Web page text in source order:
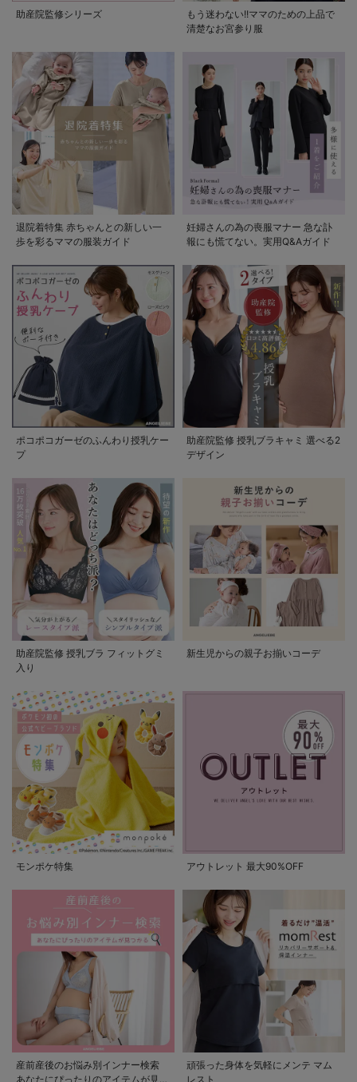
助産院監修シリーズ
もう迷わない!!ママのための上品で
清楚なお宮参り服
退院着特集 赤ちゃんとの新しい一
歩を彩るママの服装ガイド
妊婦さんの為の喪服マナー 急な訃
報にも慌てない。実用Q&Aガイド
ポコポコガーゼのふんわり授乳ケー
プ
助産院監修 授乳ブラキャミ 選べる2
デザイン
助産院監修 授乳ブラ フィットグミ
入り
新生児からの親子お揃いコーデ
モンポケ特集 アウトレット 最大90%OFF
産前産後のお悩み別インナー検索
あなたにぴったりのアイテムが見つ
頑張った身体を気軽にメンテ マム
レスト